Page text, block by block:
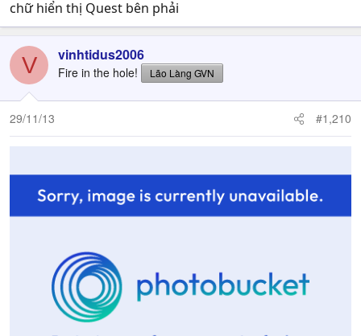
chữ hiển thị Quest bên phải
V vinhtidus2006
Fire in the hole! Lão Làng GVN
29/11/13 #1,210